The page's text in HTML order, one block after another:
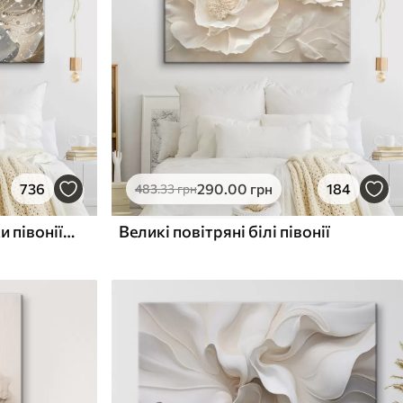
736
Крупний план білої квітки півонії з крапельками води на пелюстках на розмитому фоні
483.33грн290.00 грн 184
Великі повітряні білі півонії